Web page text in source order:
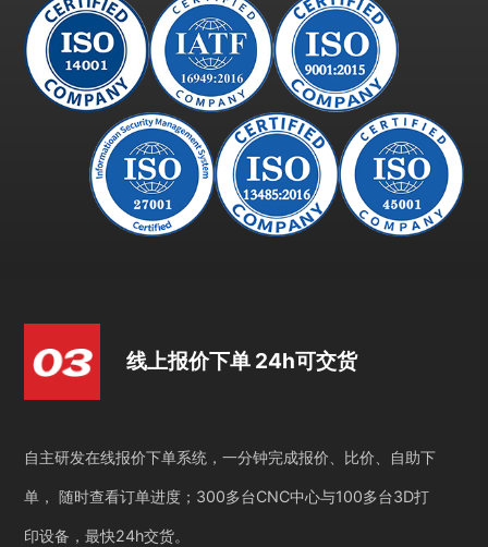
线上报价下单 24h可交货
自主研发在线报价下单系统，一分钟完成报价、比价、自助下
单， 随时查看订单进度；300多台CNC中心与100多台3D打
印设备，最快24h交货。